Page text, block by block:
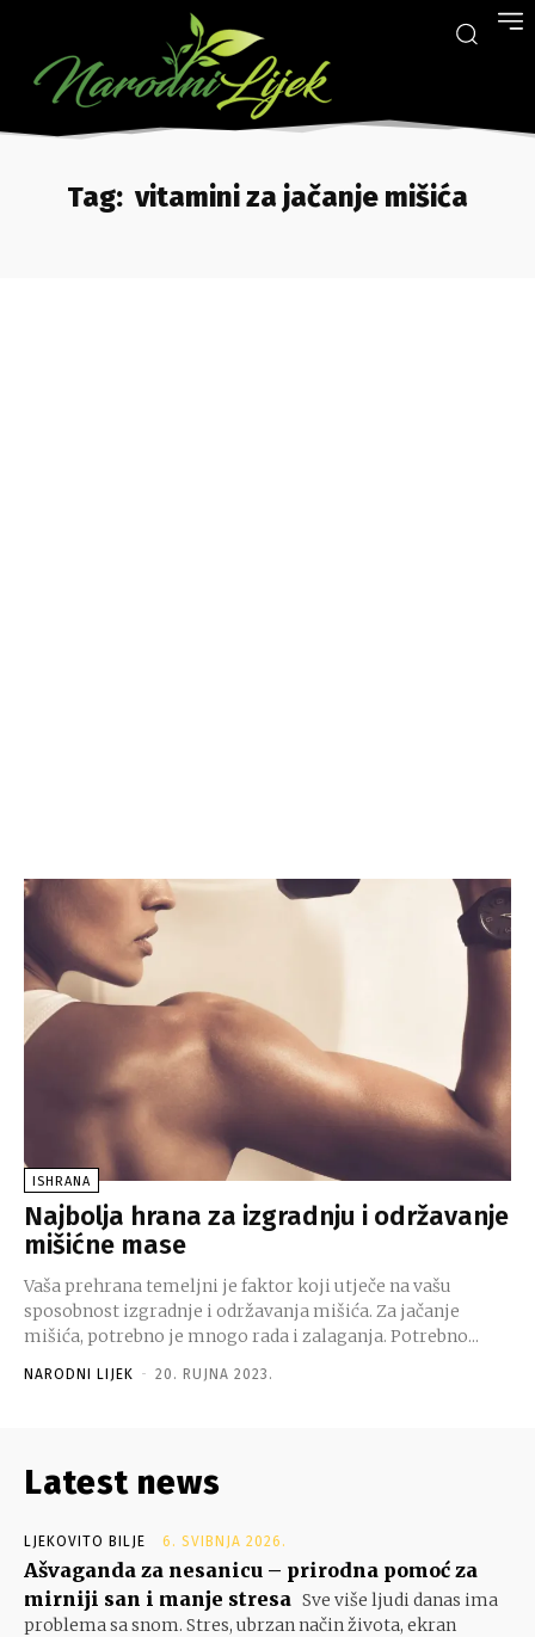
Tag: vitamini za jačanje mišića
ISHRANA
Najbolja hrana za izgradnju i održavanje
mišićne mase
Vaša prehrana temeljni je faktor koji utječe na vašu
sposobnost izgradnje i održavanja mišića. Za jačanje
mišića, potrebno je mnogo rada i zalaganja. Potrebno...
NARODNI LIJEK - 20. RUJNA 2023.
Latest news
LJEKOVITO BILJE 6. SVIBNJA 2026.
Ašvaganda za nesanicu – prirodna pomoć za
mirniji san i manje stresa Sve više ljudi danas ima
problema sa snom. Stres, ubrzan način života, ekran